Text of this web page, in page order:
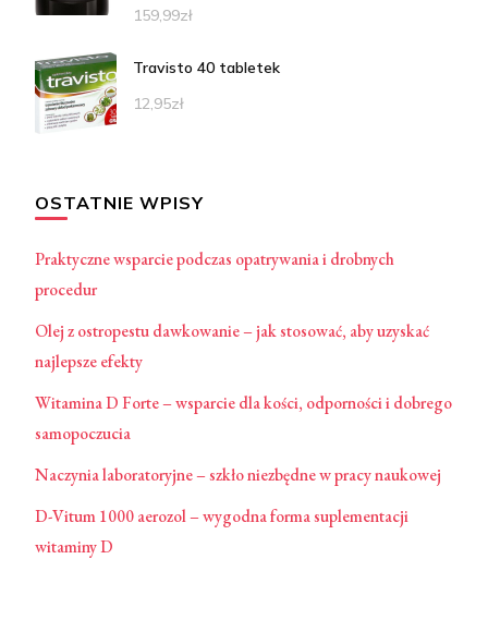
159,99zł
Travisto 40 tabletek
12,95zł
OSTATNIE WPISY
Praktyczne wsparcie podczas opatrywania i drobnych
procedur
Olej z ostropestu dawkowanie – jak stosować, aby uzyskać
najlepsze efekty
Witamina D Forte – wsparcie dla kości, odporności i dobrego
samopoczucia
Naczynia laboratoryjne – szkło niezbędne w pracy naukowej
D-Vitum 1000 aerozol – wygodna forma suplementacji
witaminy D